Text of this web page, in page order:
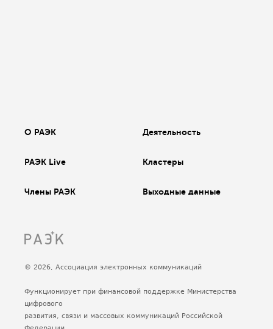
О РАЭК Деятельность
РАЭК Live Кластеры
Члены РАЭК Выходные данные
© 2026, Ассоциация электронных коммуникаций
Функционирует при финансовой поддержке Министерства
цифрового
развития, связи и массовых коммуникаций Российской